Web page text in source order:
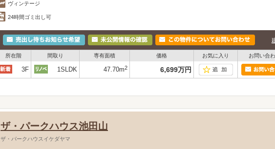
ヴィンテージ
24時間ゴミ出し可
所在階 間取り 専有面積 価格 お気に入り お問い合
3F 1SLDK 47.70m2 6,699万円
ザ・パークハウス池田山
ザ・パークハウスイケダヤマ